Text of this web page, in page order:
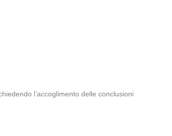
l’accoglimento delle conclusioni